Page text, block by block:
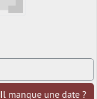
Il manque une date ?